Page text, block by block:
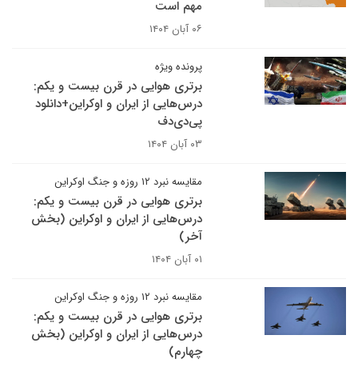
مهم است
۰۶ آبان ۱۴۰۴
پرونده ویژه
برتری هوایی در قرن بیست و یکم:
درس‌هایی از ایران و اوکراین+دانلود
پی‌دی‌دف
۰۳ آبان ۱۴۰۴
مقایسه نبرد ۱۲ روزه و جنگ اوکراین
برتری هوایی در قرن بیست و یکم:
درس‌هایی از ایران و اوکراین (بخش
آخر)
۰۱ آبان ۱۴۰۴
مقایسه نبرد ۱۲ روزه و جنگ اوکراین
برتری هوایی در قرن بیست و یکم:
درس‌هایی از ایران و اوکراین (بخش
چهارم)